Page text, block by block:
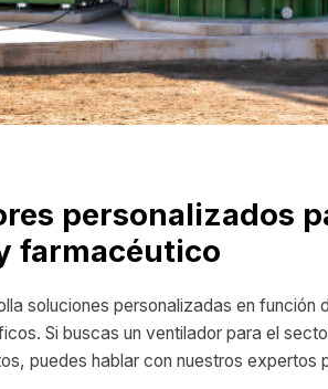
personalizados
farmacéutico
soluciones personalizadas en función
Si buscas un ventilador para el
puedes hablar con nuestros expertos